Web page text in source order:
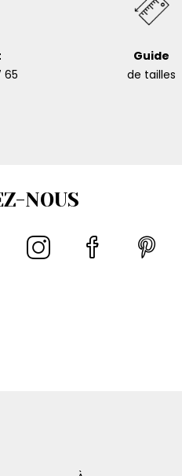
65
Guide
de tailles
NOUS